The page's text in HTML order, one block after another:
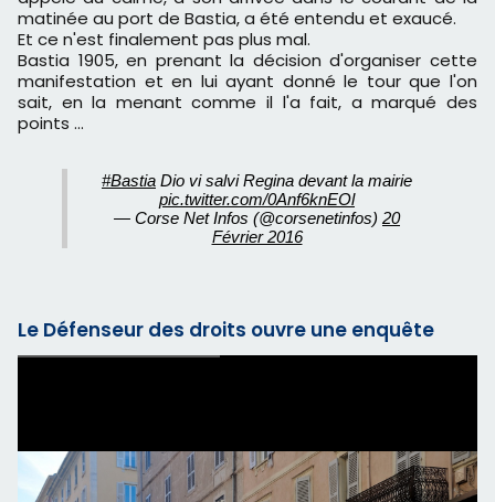
matinée au port de Bastia, a été entendu et exaucé.
Et ce n'est finalement pas plus mal.
Bastia 1905, en prenant la décision d'organiser cette
manifestation et en lui ayant donné le tour que l'on
sait, en la menant comme il l'a fait, a marqué des
points …
#Bastia Dio vi salvi Regina devant la mairie
pic.twitter.com/0Anf6knEOl
— Corse Net Infos (@corsenetinfos) 20
Février 2016
Le Défenseur des droits ouvre une enquête